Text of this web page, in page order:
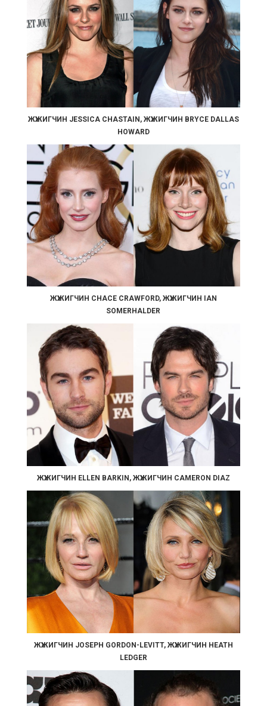
ЖҮЖИГЧИН JESSICA CHASTAIN, ЖҮЖИГЧИН BRYCE DALLAS
HOWARD
ЖҮЖИГЧИН CHACE CRAWFORD, ЖҮЖИГЧИН IAN
SOMERHALDER
ЖҮЖИГЧИН ELLEN BARKIN, ЖҮЖИГЧИН CAMERON DIAZ
ЖҮЖИГЧИН JOSEPH GORDON-LEVITT, ЖҮЖИГЧИН HEATH
LEDGER